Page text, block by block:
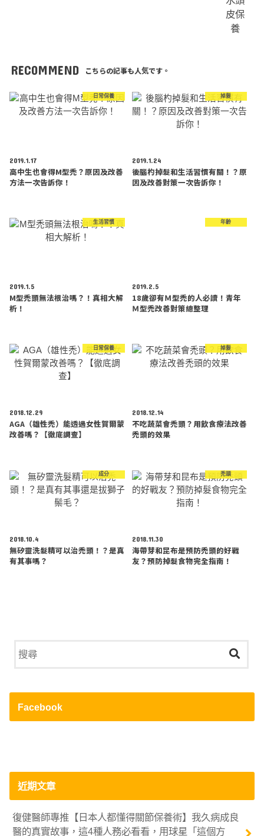
RECOMMEND こちらの記事も人気です。
日常保養
2019.1.17
高中生也會得M型禿？原因及改善
方法一次告訴你！
掉髮
2019.1.24
後腦杓掉髮和生活習慣有關！？原
因及改善對策一次告訴你！
生活習慣
2019.1.5
M型禿頭無法根治嗎？！真相大解
析！
年齡
2019.2.5
18歲卻有Ｍ型禿的人必讀！青年
Ｍ型禿改善對策總整理
日常保養
2018.12.29
AGA（雄性禿）能透過女性賀爾蒙
改善嗎？【徹底調查】
掉髮
2018.12.14
不吃蔬菜會禿頭？用飲食療法改善
禿頭的效果
成分
2018.10.4
無矽靈洗髮精可以治禿頭！？是真
有其事嗎？
禿頭
2018.11.30
海帶芽和昆布是預防禿頭的好戰
友？預防掉髮食物完全指南！
Facebook
近期文章
復健醫師專推【日本人都懂得關節保養術】我久病成良
醫的真實故事，這4種人務必看看，用球星「這個方